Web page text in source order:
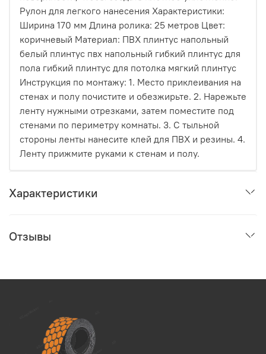
Рулон для легкого нанесения Характеристики:
Ширина 170 мм Длина ролика: 25 метров Цвет:
коричневый Материал: ПВХ плинтус напольный
белый плинтус пвх напольный гибкий плинтус для
пола гибкий плинтус для потолка мягкий плинтус
Инструкция по монтажу: 1. Место приклеивания на
стенах и полу почистите и обезжирьте. 2. Нарежьте
ленту нужными отрезками, затем поместите под
стенами по периметру комнаты. 3. С тыльной
стороны ленты нанесите клей для ПВХ и резины. 4.
Ленту прижмите руками к стенам и полу.
Характеристики
Отзывы